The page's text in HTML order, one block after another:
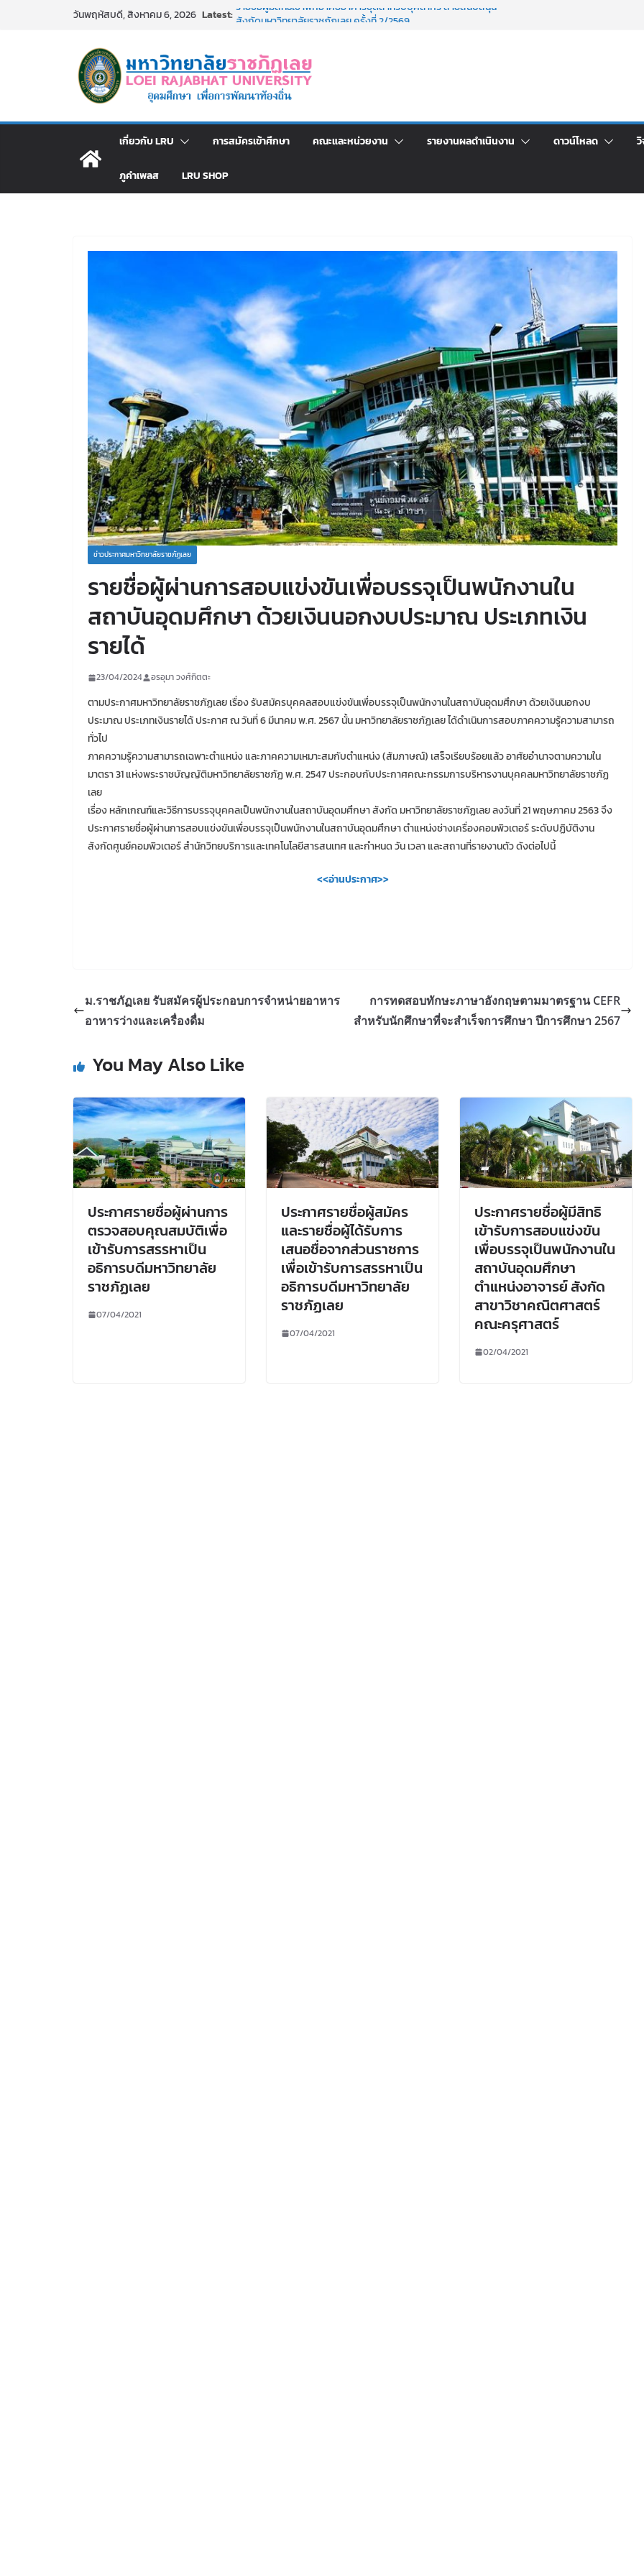
วันพฤหัสบดี, สิงหาคม 6, 2026 Latest:รายชื่อผู้มีสิทธิเข้าพักอาศัยอาคารชุดสำหรับบุคลากร สายสนับสนุน
ประกาศผู้ชนะการเสนอราคา จ้างทำปกปริญญาบัตร จำนวน ๑,๙๗๒ ชุด
โดยวิธีเฉพาะเจาะจง
ม.ราชภัฏเลย จัดกิจกรรมจิตอาสาบำเพ็ญสาธารณประโยชน์ และบำเพ็ญ
สาธารณกุศล 69
มหาวิทยาลัยราชภัฏเลย ด้วยเงินนอกงบประมาณ ประเภทเงินรายได้
เกี่ยวกับ LRU การสมัครเข้าศึกษา คณะและหน่วยงาน รายงานผลดำเนินงาน ดาวน์โหลด
ภูคำเพลส LRU SHOP
ข่าวประกาศมหาวิทยาลัยราชภัฏเลย
รายชื่อผู้ผ่านการสอบแข่งขันเพื่อบรรจุเป็นพนักงานใน
สถาบันอุดมศึกษา ด้วยเงินนอกงบประมาณ ประเภทเงิน
รายได้
23/04/2024 อรอุมา วงศ์กิตตะ
ตามประกาศมหาวิทยาลัยราชภัฏเลย เรื่อง รับสมัครบุคคลสอบแข่งขันเพื่อบรรจุเป็นพนักงานในสถาบันอุดมศึกษา ด้วยเงินนอกงบ
ประมาณ ประเภทเงินรายได้ ประกาศ ณ วันที่ 6 มีนาคม พ.ศ. 2567 นั้น มหาวิทยาลัยราชภัฏเลย ได้ดำเนินการสอบภาคความรู้ความสามารถ
ทั่วไป
ภาคความรู้ความสามารถเฉพาะตำแหน่ง และภาคความเหมาะสมกับตำแหน่ง (สัมภาษณ์) เสร็จเรียบร้อยแล้ว อาศัยอำนาจตามความใน
มาตรา 31 แห่งพระราชบัญญัติมหาวิทยาลัยราชภัฏ พ.ศ. 2547 ประกอบกับประกาศคณะกรรมการบริหารงานบุคคลมหาวิทยาลัยราชภัฏ
เลย
เรื่อง หลักเกณฑ์และวิธีการบรรจุบุคคลเป็นพนักงานในสถาบันอุดมศึกษา สังกัด มหาวิทยาลัยราชภัฏเลย ลงวันที่ 21 พฤษภาคม 2563 จึง
ประกาศรายชื่อผู้ผ่านการสอบแข่งขันเพื่อบรรจุเป็นพนักงานในสถาบันอุดมศึกษา ตำแหน่งช่างเครื่องคอมพิวเตอร์ ระดับปฏิบัติงาน
สังกัดศูนย์คอมพิวเตอร์ สำนักวิทยบริการและเทคโนโลยีสารสนเทศ และกำหนด วัน เวลา และสถานที่รายงานตัว ดังต่อไปนี้
<<อ่านประกาศ>>
ม.ราชภัฏเลย รับสมัครผู้ประกอบการจำหน่ายอาหาร
อาหารว่างและเครื่องดื่ม
การทดสอบทักษะภาษาอังกฤษตามมาตรฐาน CEFR
สำหรับนักศึกษาที่จะสำเร็จการศึกษา ปีการศึกษา 2567
You May Also Like
ประกาศรายชื่อผู้ผ่านการ
ตรวจสอบคุณสมบัติเพื่อ
เข้ารับการสรรหาเป็น
อธิการบดีมหาวิทยาลัย
ราชภัฏเลย
07/04/2021
ประกาศรายชื่อผู้สมัคร
และรายชื่อผู้ได้รับการ
เสนอชื่อจากส่วนราชการ
เพื่อเข้ารับการสรรหาเป็น
อธิการบดีมหาวิทยาลัย
ราชภัฏเลย
07/04/2021
ประกาศรายชื่อผู้มีสิทธิ
เข้ารับการสอบแข่งขัน
เพื่อบรรจุเป็นพนักงานใน
สถาบันอุดมศึกษา
ตำแหน่งอาจารย์ สังกัด
สาขาวิชาคณิตศาสตร์
คณะครุศาสตร์
02/04/2021